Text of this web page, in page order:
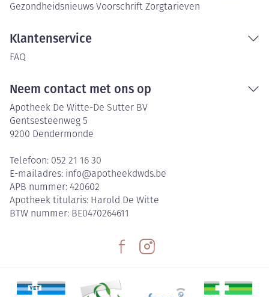
Gezondheidsnieuws Voorschrift Zorgtarieven
Klantenservice
FAQ
Neem contact met ons op
Apotheek De Witte-De Sutter BV
Gentsesteenweg 5
9200 Dendermonde
Telefoon: 052 21 16 30
E-mailadres: info@apotheekdwds.be
APB nummer: 420602
Apotheek titularis: Harold De Witte
BTW nummer: BE0470264611